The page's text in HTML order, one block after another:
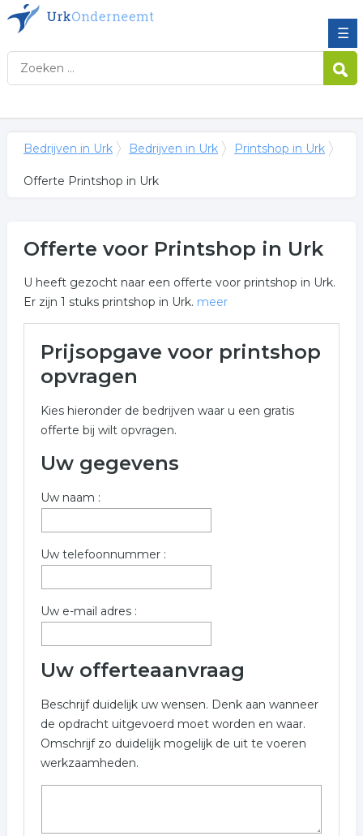
☰
Bedrijven in Urk Bedrijven in Urk Printshop in Urk
Offerte Printshop in Urk
Offerte voor Printshop in Urk
U heeft gezocht naar een offerte voor printshop in Urk.
Er zijn 1 stuks printshop in Urk. meer
Onderstaand vindt u een overzicht van alle printshop
gerelateerde bedrijven in de omgeving van Urk voor
een vrijblijvende aanvraag.
Voor meer informatie over printshop in Urk kunt u het
formulier invullen. wij hebben de volgende bedrijven
gevonden.
Trefwoorden:
copyshop
print service
Prijsopgave voor printshop
opvragen
Kies hieronder de bedrijven waar u een gratis
offerte bij wilt opvragen.
Uw gegevens
Uw naam :
Uw telefoonnummer :
Uw e-mail adres :
Uw offerteaanvraag
Beschrijf duidelijk uw wensen. Denk aan wanneer
de opdracht uitgevoerd moet worden en waar.
Omschrijf zo duidelijk mogelijk de uit te voeren
werkzaamheden.